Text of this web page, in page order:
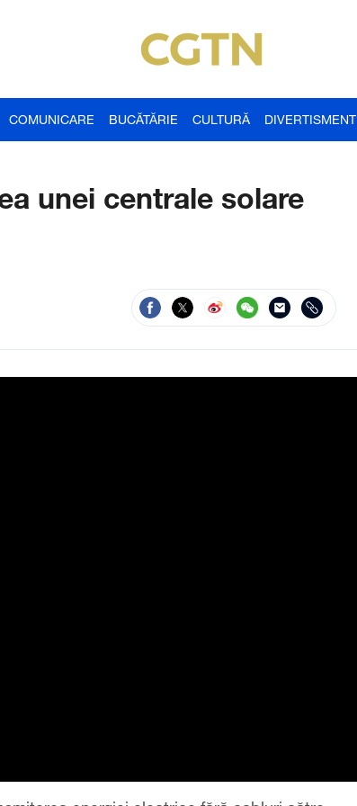
COMUNICARE BUCĂTĂRIE CULTURĂ DIVERTISMENT
unei centrale solare